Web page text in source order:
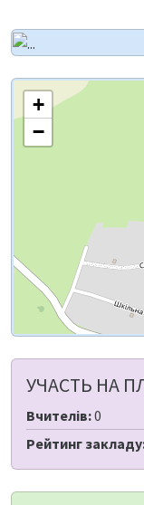
+
−
УЧАСТЬ НА
Вчителів:0
Рейтинг